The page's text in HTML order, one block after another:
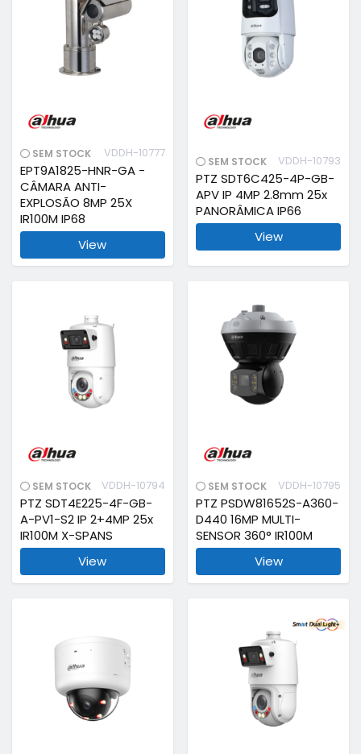
SEM STOCK VDDH-10777
EPT9A1825-HNR-GA -
CÂMARA ANTI-
EXPLOSÃO 8MP 25X
IR100M IP68
View
SEM STOCK VDDH-10793
PTZ SDT6C425-4P-GB-
APV IP 4MP 2.8mm 25x
PANORÂMICA IP66
View
SEM STOCK VDDH-10794
PTZ SDT4E225-4F-GB-
A-PV1-S2 IP 2+4MP 25x
IR100M X-SPANS
View
SEM STOCK VDDH-10795
PTZ PSDW81652S-A360-
D440 16MP MULTI-
SENSOR 360° IR100M
View